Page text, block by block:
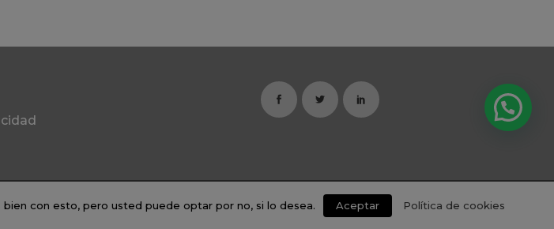
con esto, pero usted puede optar por no, si lo desea. Aceptar Política de cookies